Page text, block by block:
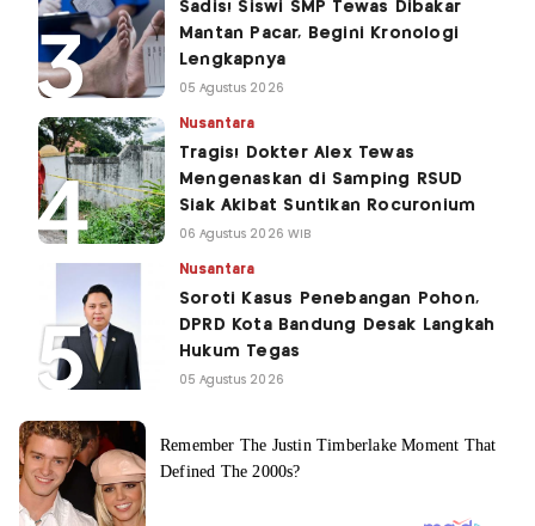
Sadis! Siswi SMP Tewas Dibakar
Mantan Pacar, Begini Kronologi
Lengkapnya
05 Agustus 2026
Nusantara
Tragis! Dokter Alex Tewas
Mengenaskan di Samping RSUD
Siak Akibat Suntikan Rocuronium
06 Agustus 2026 WIB
Nusantara
Soroti Kasus Penebangan Pohon,
DPRD Kota Bandung Desak Langkah
Hukum Tegas
05 Agustus 2026